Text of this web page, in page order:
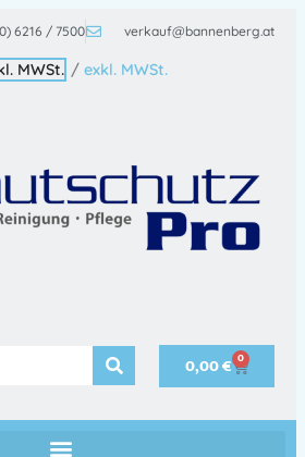
6216 / 7500 verkauf@bannenberg.at
MWSt. / exkl. MWSt.
0,00€ 0